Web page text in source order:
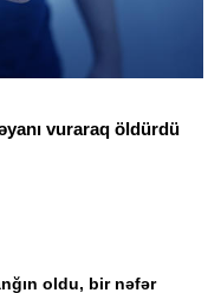
vuraraq öldürdü
oldu, bir nəfər